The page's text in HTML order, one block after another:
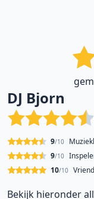
DJ Bjorn
9/10
9/10
10/10
Bekijk hieronder